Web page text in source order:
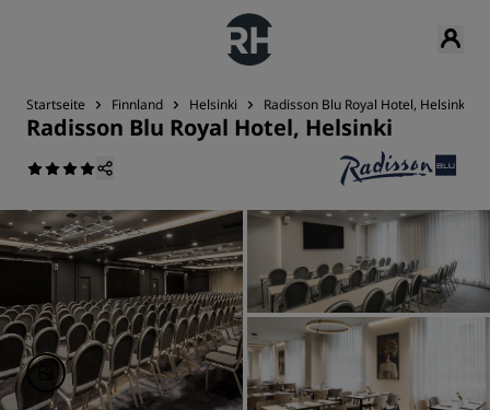
Startseite Finnland Helsinki Radisson Blu Royal Hotel, Helsinki
Radisson Blu Royal Hotel, Helsinki